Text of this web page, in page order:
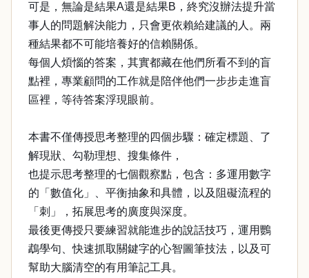
可是，無論是結果A還是結果B，終究沒辦法提升當
事人的問題解決能力，只會更依賴給建議的人。兩
種結果都不可能培養好的信賴關係。
每個人煩惱的答案，其實都藏在他們所看不到的盲
點裡，專業顧問的工作就是陪伴他們一步步走進盲
區裡，等待答案浮現眼前。
本書不僅傳授思考整理的四個步驟：確定標題、了
解現狀、勾勒理想、搜集條件，
也提示思考整理的七個觀察點，包含：多運用數字
的「數值化」、平衡抽象和具體，以及阻礙流程的
「刺」，拓展思考的廣度與深度。
最後更傳授只要練習就能進步的說話技巧，運用鸚
鵡學句、快速抓取關鍵字的心智圖筆技法，以及可
幫助大腦清空的有用筆記工具。